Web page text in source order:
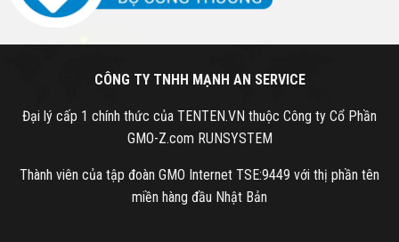
CÔNG TY TNHH MẠNH AN SERVICE
Đại lý cấp 1 chính thức của TENTEN.VN thuộc Công ty Cổ Phần
GMO-Z.com RUNSYSTEM
Thành viên của tập đoàn GMO Internet TSE:9449 với thị phần tên
miền hàng đầu Nhật Bản